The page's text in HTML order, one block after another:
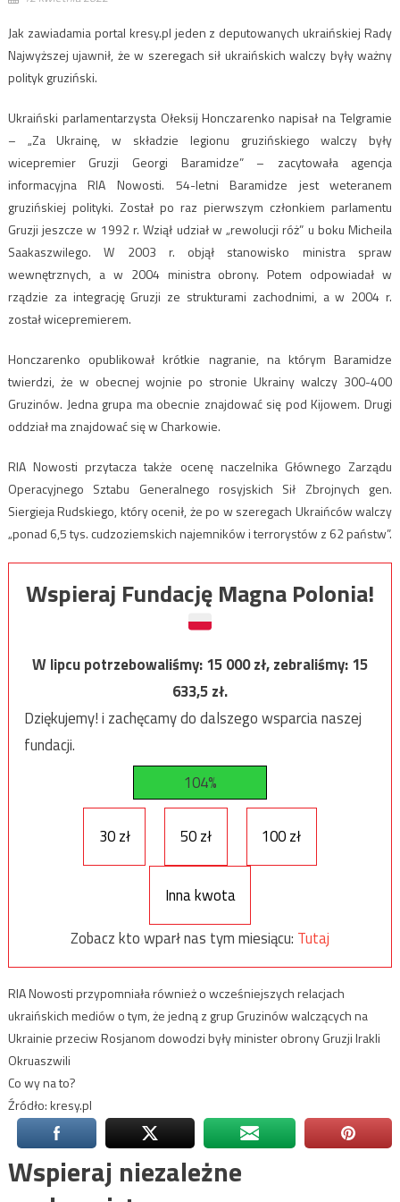
Jak zawiadamia portal kresy.pl jeden z deputowanych ukraińskiej Rady
Najwyższej ujawnił, że w szeregach sił ukraińskich walczy były ważny
polityk gruziński.
Ukraiński parlamentarzysta Ołeksij Honczarenko napisał na Telgramie
– „Za Ukrainę, w składzie legionu gruzińskiego walczy były
wicepremier Gruzji Georgi Baramidze” – zacytowała agencja
informacyjna RIA Nowosti. 54-letni Baramidze jest weteranem
gruzińskiej polityki. Został po raz pierwszym członkiem parlamentu
Gruzji jeszcze w 1992 r. Wziął udział w „rewolucji róż” u boku Micheila
Saakaszwilego. W 2003 r. objął stanowisko ministra spraw
wewnętrznych, a w 2004 ministra obrony. Potem odpowiadał w
rządzie za integrację Gruzji ze strukturami zachodnimi, a w 2004 r.
został wicepremierem.
Honczarenko opublikował krótkie nagranie, na którym Baramidze
twierdzi, że w obecnej wojnie po stronie Ukrainy walczy 300-400
Gruzinów. Jedna grupa ma obecnie znajdować się pod Kijowem. Drugi
oddział ma znajdować się w Charkowie.
RIA Nowosti przytacza także ocenę naczelnika Głównego Zarządu
Operacyjnego Sztabu Generalnego rosyjskich Sił Zbrojnych gen.
Siergieja Rudskiego, który ocenił, że po w szeregach Ukraińców walczy
„ponad 6,5 tys. cudzoziemskich najemników i terrorystów z 62 państw”.
Wspieraj Fundację Magna Polonia!
W lipcu potrzebowaliśmy:15 000zł, zebraliśmy:15
633,5zł.
Dziękujemy! i zachęcamy do dalszego wsparcia naszej
fundacji.
104%
30 zł 50 zł 100 zł
Inna kwota
Zobacz kto wparł nas tym miesiącu: Tutaj
RIA Nowosti przypomniała również o wcześniejszych relacjach
ukraińskich mediów o tym, że jedną z grup Gruzinów walczących na
Ukrainie przeciw Rosjanom dowodzi były minister obrony Gruzji Irakli
Okruaszwili
Co wy na to?
Źródło: kresy.pl
Wspieraj niezależne